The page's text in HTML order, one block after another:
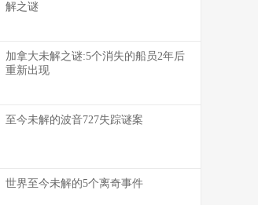
解之谜
加拿大未解之谜:5个消失的船员2年后
重新出现
至今未解的波音727失踪谜案
世界至今未解的5个离奇事件